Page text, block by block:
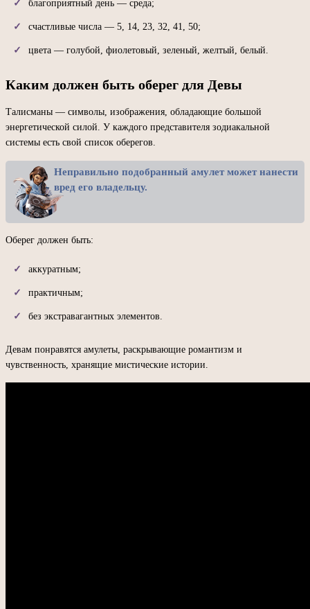
благоприятный день — среда;
счастливые числа — 5, 14, 23, 32, 41, 50;
цвета — голубой, фиолетовый, зеленый, желтый, белый.
Каким должен быть оберег для Девы
Талисманы — символы, изображения, обладающие большой
энергетической силой. У каждого представителя зодиакальной
системы есть свой список оберегов.
Неправильно подобранный амулет может нанести
вред его владельцу.
Оберег должен быть:
аккуратным;
практичным;
без экстравагантных элементов.
Девам понравятся амулеты, раскрывающие романтизм и
чувственность, хранящие мистические истории.